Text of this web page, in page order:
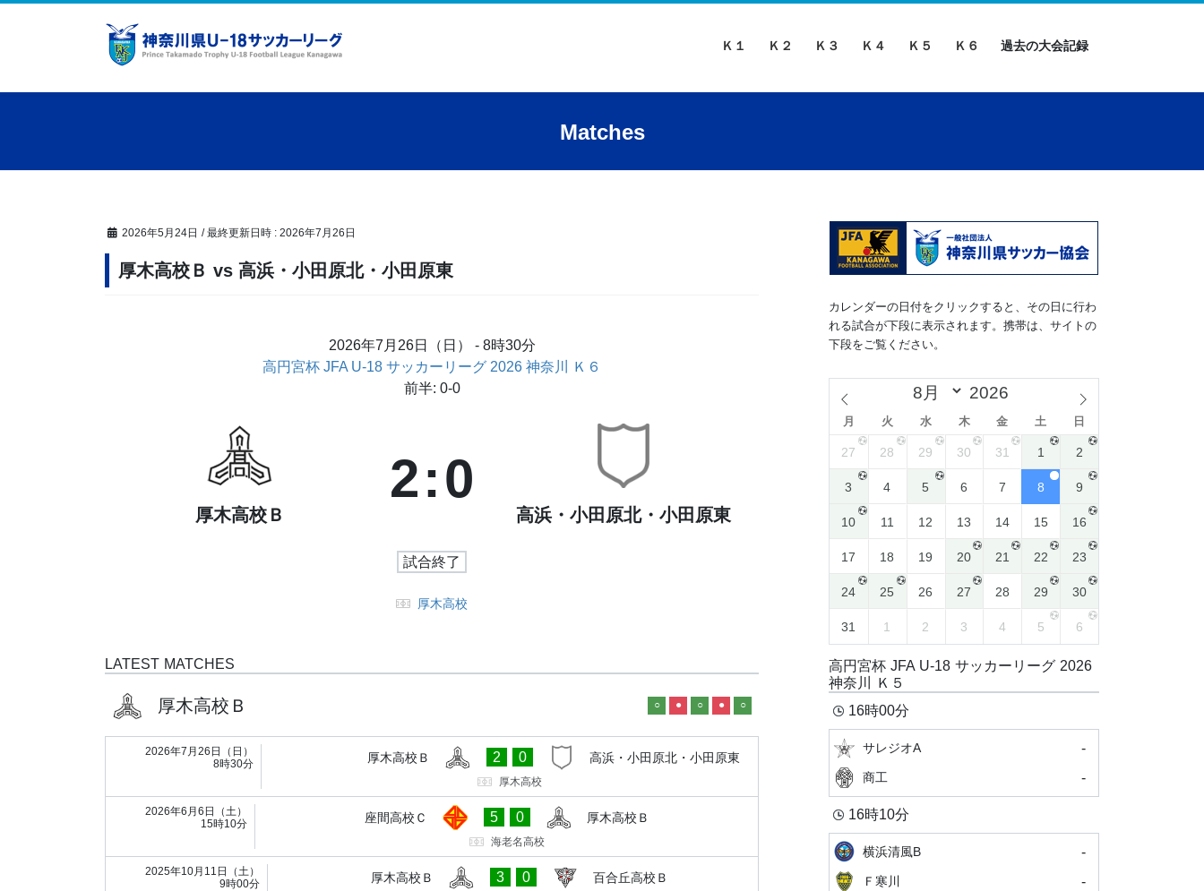
ツ
シ
Ｋ１ Ｋ２ Ｋ３ Ｋ４ Ｋ５ Ｋ６ 過去の大会記録
Matches
2026年5月24日 / 最終更新日時 : 2026年7月26日
厚木高校Ｂ vs 高浜・小田原北・小田原東
2026年7月26日（日） - 8時30分
高円宮杯 JFA U-18 サッカーリーグ 2026 神奈川 Ｋ６
前半: 0-0
厚木高校Ｂ
2:0
高浜・小田原北・小田原東
試合終了
厚木高校
LATEST MATCHES
厚木高校Ｂ ○ ● ○ ● ○
2026年7月26日（日）
8時30分
厚木高校Ｂ 2 0 高浜・小田原北・小田原東
厚木高校
2026年6月6日（土）
15時10分
座間高校Ｃ 5 0 厚木高校Ｂ
海老名高校
2025年10月11日（土）
9時00分
厚木高校Ｂ 3 0 百合丘高校Ｂ
カレンダーの日付をクリックすると、その日に行わ
れる試合が下段に表示されます。携帯は、サイトの
下段をご覧ください。
月 火 水 木 金 土 日
27 28 29 30 31 1 2
3 4 5 6 7 8 9
10 11 12 13 14 15 16
17 18 19 20 21 22 23
24 25 26 27 28 29 30
31 1 2 3 4 5 6
高円宮杯 JFA U-18 サッカーリーグ 2026
神奈川 Ｋ５
16時00分
サレジオA
商工
-
-
16時10分
横浜清風B
Ｆ寒川
-
-